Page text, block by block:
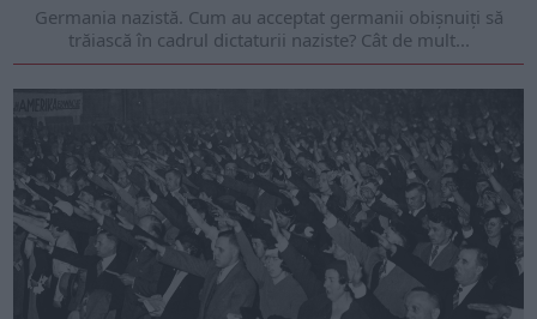
Germania nazistă. Cum au acceptat germanii obișnuiți să
trăiască în cadrul dictaturii naziste? Cât de mult...